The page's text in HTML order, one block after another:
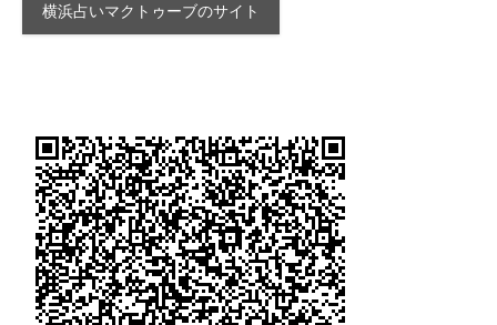
横浜占いマクトゥーブのサイト